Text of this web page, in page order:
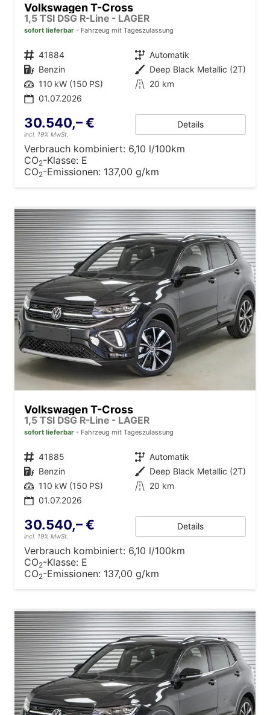
Volkswagen T-Cross
1,5 TSI DSG R-Line - LAGER
sofort lieferbar Fahrzeug mit Tageszulassung
Fahrzeugnr. 41884 Getriebe Automatik
Kraftstoff Benzin Außenfarbe Deep Black Metallic (2T)
Leistung 110 kW (150 PS) Kilometerstand 20 km
01.07.2026
30.540,– €
incl. 19% MwSt.
Details
Verbrauch kombiniert: 6,10 l/100km
CO2-Klasse: E
CO2-Emissionen: 137,00 g/km
Volkswagen T-Cross
1,5 TSI DSG R-Line - LAGER
sofort lieferbar Fahrzeug mit Tageszulassung
Fahrzeugnr. 41885 Getriebe Automatik
Kraftstoff Benzin Außenfarbe Deep Black Metallic (2T)
Leistung 110 kW (150 PS) Kilometerstand 20 km
01.07.2026
30.540,– €
incl. 19% MwSt.
Details
Verbrauch kombiniert: 6,10 l/100km
CO2-Klasse: E
CO2-Emissionen: 137,00 g/km